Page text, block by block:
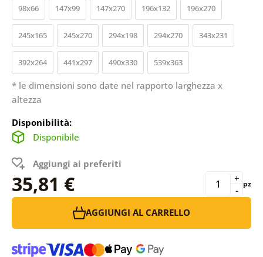
98x66 147x99 147x270 196x132 196x270
245x165 245x270 294x198 294x270 343x231
392x264 441x297 490x330 539x363
* le dimensioni sono date nel rapporto larghezza x
altezza
Disponibilità:
Disponibile
Aggiungi ai preferiti
35,81 € -
+ pz
AGGIUNGI AL CARRELLO